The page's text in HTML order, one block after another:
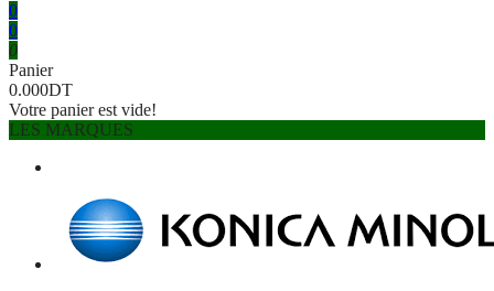
0
0
0
Panier
0.000DT
Votre panier est vide!
LES MARQUES